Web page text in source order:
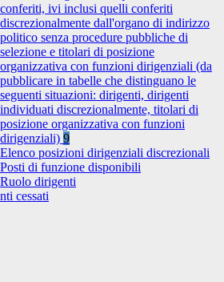
conferiti, ivi inclusi quelli conferiti
discrezionalmente dall'organo di indirizzo
politico senza procedure pubbliche di
selezione e titolari di posizione
organizzativa con funzioni dirigenziali (da
pubblicare in tabelle che distinguano le
seguenti situazioni: dirigenti, dirigenti
individuati discrezionalmente, titolari di
posizione organizzativa con funzioni
dirigenziali) 9
Elenco posizioni dirigenziali discrezionali
Posti di funzione disponibili
Ruolo dirigenti
cessati